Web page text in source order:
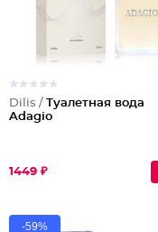
Dilis / Туалетная вода
Adagio
1449 ₽
-59%